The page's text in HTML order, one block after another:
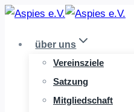
Zum
springenüber uns
Vereinsziele
Satzung
Mitgliedschaft